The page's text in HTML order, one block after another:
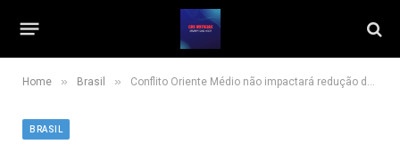
Home » Brasil » Conflito Oriente Médio não impactará redução dos juros, diz Haddad
BRASIL